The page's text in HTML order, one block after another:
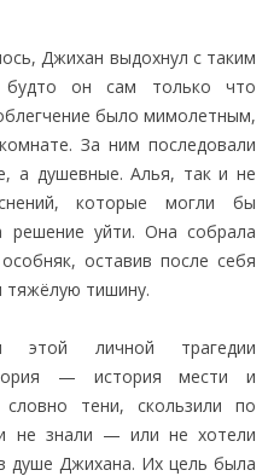
Джихан выдохнул с таким
будто он сам только что
было мимолетным,
За ним последовали
а душевные. Алья, так и не
которые могли бы
решение уйти. Она собрала
оставив после себя
тяжёлую тишину.
личной трагедии
— история мести и
тени, скользили по
не знали — или не хотели
душе Джихана. Их цель была